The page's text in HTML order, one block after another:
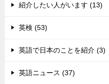
紹介したい人がいます (13)
英検 (53)
英語で日本のことを紹介 (3)
英語ニュース (37)